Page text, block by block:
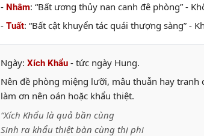
- Nhâm: “Bất ương thủy nan canh đê phòng” -
- Tuất: “Bất cật khuyển tác quái thượng sàng” -
Ngày: Xích Khẩu - tức ngày Hung.
Nên đề phòng miệng lưỡi, mâu thuẫn hay tranh
làm ơn nên oán hoặc khẩu thiệt.
“Xích Khẩu là quả bần cùng
Sinh ra khẩu thiệt bàn cùng thị phi